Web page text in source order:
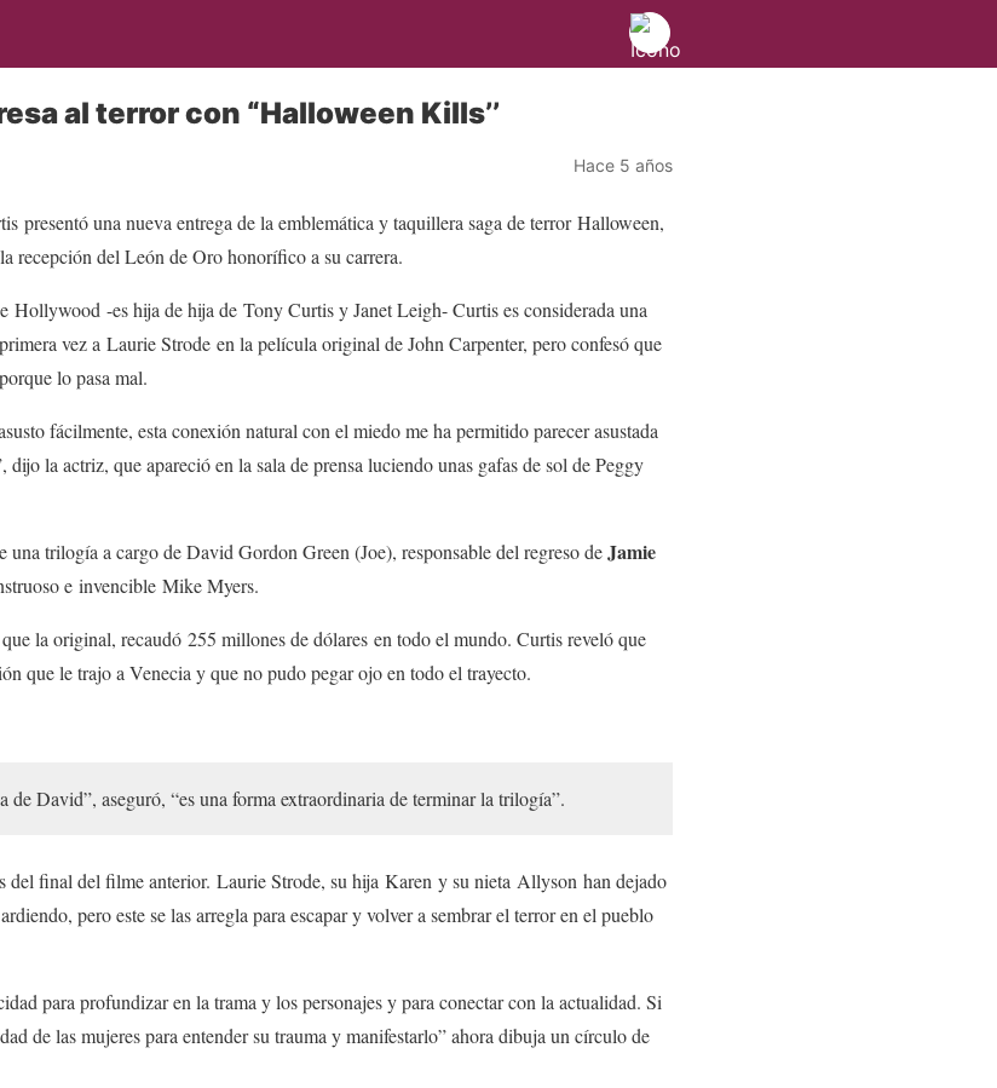
al terror con “Halloween Kills’’
Hace 5 años
presentó una nueva entrega de la emblemática y taquillera saga de terror Halloween,
recepción del León de Oro honorífico a su carrera.
Hollywood -es hija de hija de Tony Curtis y Janet Leigh- Curtis es considerada una
vez a Laurie Strode en la película original de John Carpenter, pero confesó que
lo pasa mal.
fácilmente, esta conexión natural con el miedo me ha permitido parecer asustada
dijo la actriz, que apareció en la sala de prensa luciendo unas gafas de sol de Peggy
una trilogía a cargo de David Gordon Green (Joe), responsable del regreso deJamie
e invencible Mike Myers.
la original, recaudó 255 millones de dólares en todo el mundo. Curtis reveló que
que le trajo a Venecia y que no pudo pegar ojo en todo el trayecto.
David”, aseguró, “es una forma extraordinaria de terminar la trilogía”.
del final del filme anterior. Laurie Strode, su hija Karen y su nieta Allyson han dejado
pero este se las arregla para escapar y volver a sembrar el terror en el pueblo
para profundizar en la trama y los personajes y para conectar con la actualidad. Si
de las mujeres para entender su trauma y manifestarlo” ahora dibuja un círculo de